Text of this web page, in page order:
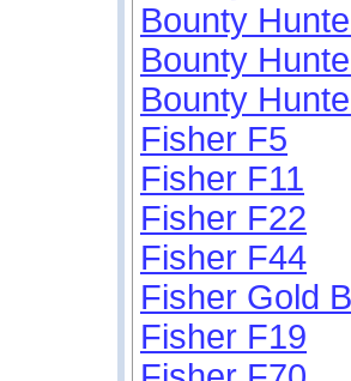
Bounty
Bounty
Bounty
Fisher F5
Fisher F11
Fisher F22
Fisher F44
Fisher Gold
Fisher F19